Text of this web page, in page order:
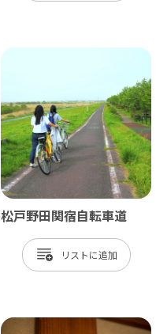
松戸野田関宿自転車道
リスト